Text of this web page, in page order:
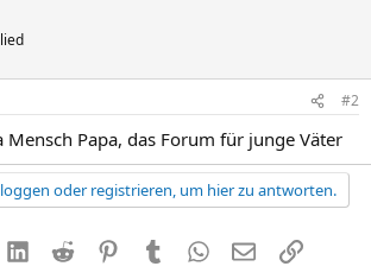
#2
Mensch Papa, das Forum für junge Väter
oder registrieren, um hier zu antworten.
LinkedIn
Reddit PinterestTumblr WhatsApp
E-MailLink